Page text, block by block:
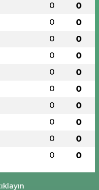
0 0
0 0
0 0
0 0
0 0
0 0
0 0
0 0
0 0
0 0